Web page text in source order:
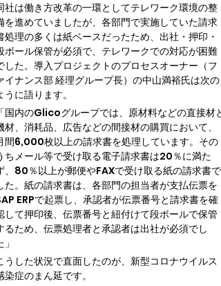
社は働き方改革の一環としてテレワーク環境の整
を進めていましたが、各部門で実施していた請求
処理の多くは紙ベースだったため、出社・押印・
ボール保管が必須で、テレワークでの対応が困難
した。導入プロジェクトのプロセスオーナー（フ
イナンス部 経理グループ長）の中山満裕氏は次の
うに語ります。
国内のGlicoグループでは、原材料などの直接材と
材、消耗品、広告などの間接材の購買において、
間6,000枚以上の請求書を処理しています。その
ちメール等で受け取る電子請求書は20％に満た
、80％以上が郵便やFAXで受け取る紙の請求書で
た。紙の請求書は、各部門の担当者が支払伝票を
ERPで起票し、承認者が伝票番号と請求書を確
して押印後、伝票番号と紐付けて段ボールで保管
るため、伝票処理者と承認者は出社が必須でし
うした状況で直面したのが、新型コロナウイルス
染症のまん延です。